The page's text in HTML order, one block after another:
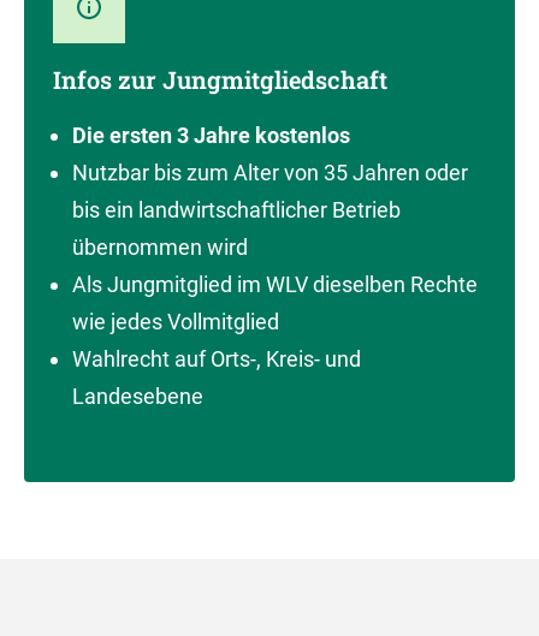
Infos zur Jungmitgliedschaft
Die ersten 3 Jahre kostenlos
Nutzbar bis zum Alter von 35 Jahren oder
bis ein landwirtschaftlicher Betrieb
übernommen wird
Als Jungmitglied im WLV dieselben Rechte
wie jedes Vollmitglied
Wahlrecht auf Orts-, Kreis- und
Landesebene